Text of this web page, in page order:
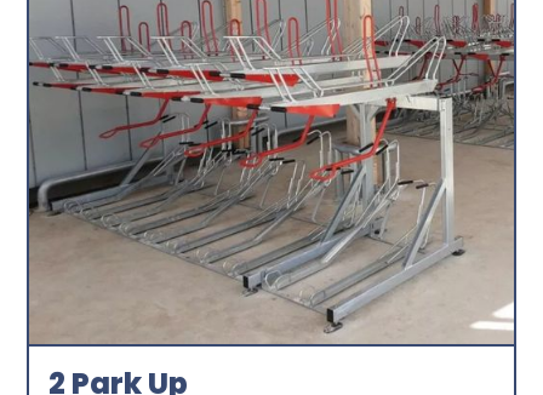
2 Park Up